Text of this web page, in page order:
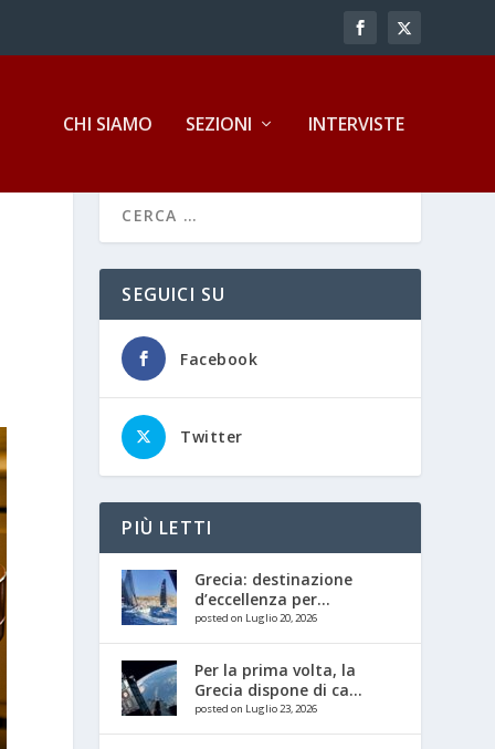
CHI SIAMO SEZIONI INTERVISTE
SEGUICI SU
Facebook
Twitter
PIÙ LETTI
Grecia: destinazione
d’eccellenza per...
posted on Luglio 20, 2026
Per la prima volta, la
Grecia dispone di ca...
posted on Luglio 23, 2026